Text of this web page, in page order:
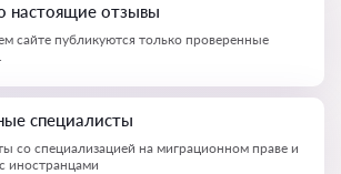
настоящие отзывы
сайте публикуются только проверенные
специалисты
со специализацией на миграционном праве и
иностранцами